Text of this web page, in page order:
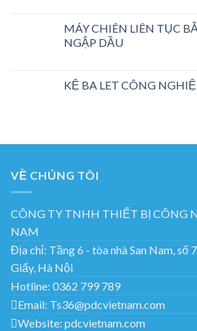
MÁY CHIÊN LIÊN TỤC
NGẬP DẦU
KỆ BA LET CÔNG
VỀ CHÚNG TÔI
CÔNG TY TNHH THIẾT BỊ CÔNG
NAM
Địa chỉ: Tầng 6 - tòa nhà San Nam, số
Giấy, Hà Nội
Hotline: 0362 799 789
Email: Ts36@pdcvietnam.com
Website: pdcvietnam.com